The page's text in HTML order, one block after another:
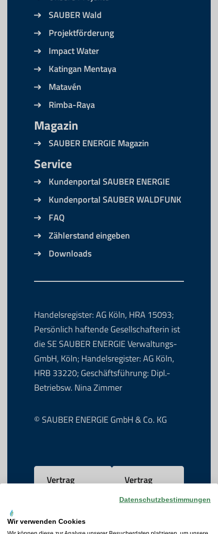
SAUBER Wald
Projektförderung
Impact Water
Katingan Mentaya
Matavén
Rimba-Raya
Magazin
SAUBER ENERGIE Magazin
Service
Kundenportal SAUBER ENERGIE
Kundenportal SAUBER WALDFUNK
FAQ
Zählerstand eingeben
Downloads
Handelsregister: AG Köln, HRA 15093;
Persönlich haftende Gesellschafterin ist
die SE SAUBER ENERGIE Verwaltungs-
GmbH, Köln; Handelsregister: AG Köln,
HRB 33220; Geschäftsführung: Dipl.-
Betriebsw. Nina Zimmer
© SAUBER ENERGIE GmbH & Co. KG
Vertrag
Vertrag
kündigen
Datenschutzbestimmungen
Wir verwenden Cookies